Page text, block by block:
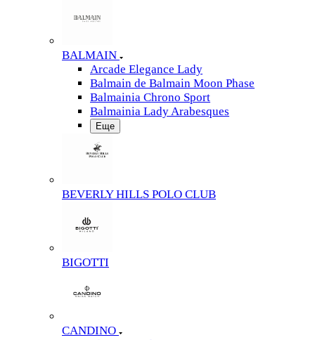
BALMAIN
Arcade Elegance Lady
Balmain de Balmain Moon Phase
Balmainia Chrono Sport
Balmainia Lady Arabesques
Еще
BEVERLY HILLS POLO CLUB
BIGOTTI
CANDINO